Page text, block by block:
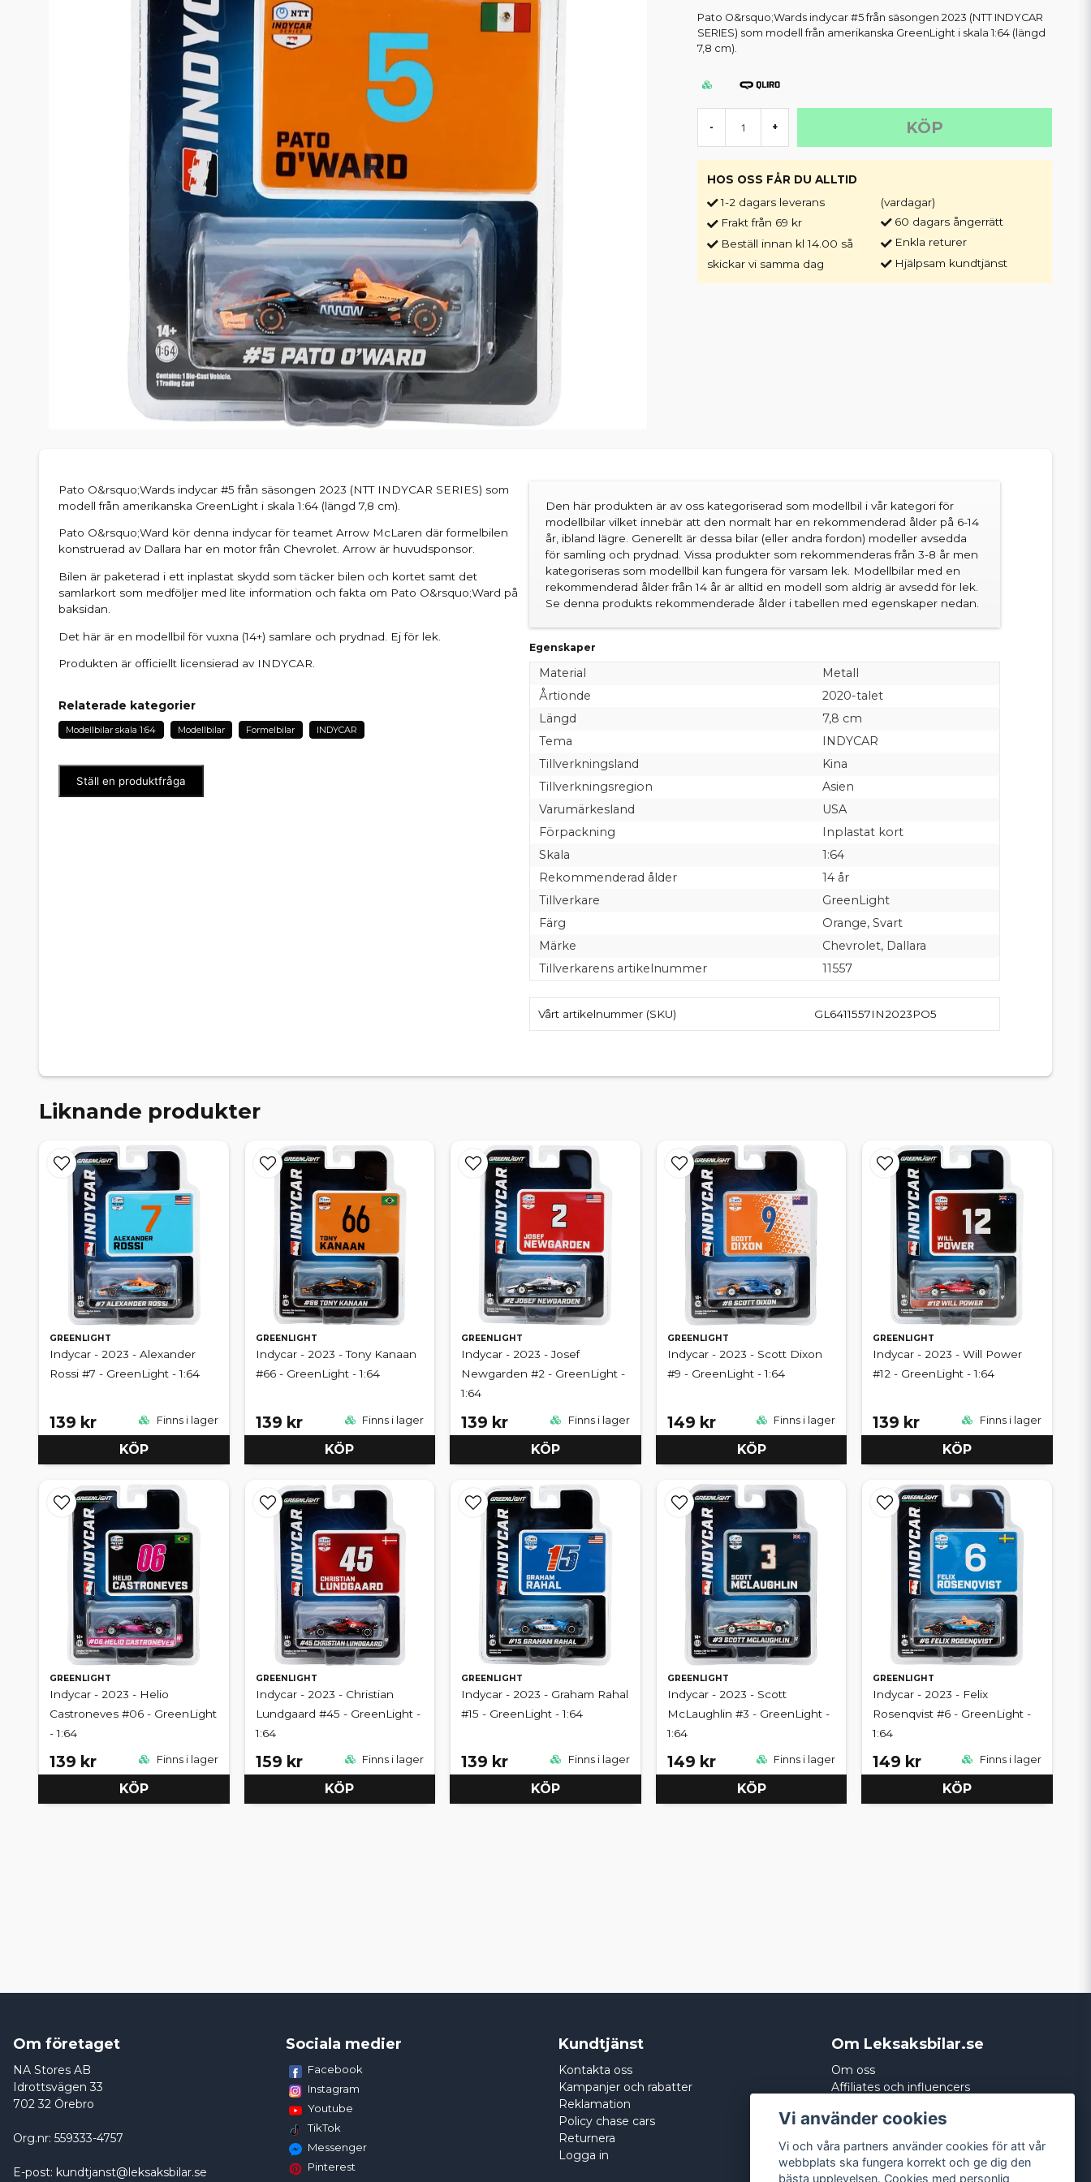
Pato O&rsquo;Wards indycar #5 från säsongen 2023 (NTT INDYCAR
SERIES) som modell från amerikanska GreenLight i skala 1:64 (längd
7,8 cm).
- + KÖP
HOS OSS FÅR DU ALLTID
1-2 dagars leverans
Frakt från 69 kr
Beställ innan kl 14.00 så
skickar vi samma dag
(vardagar)
60 dagars ångerrätt
Enkla returer
Hjälpsam kundtjänst
Pato O&rsquo;Wards indycar #5 från säsongen 2023 (NTT INDYCAR SERIES) som
modell från amerikanska GreenLight i skala 1:64 (längd 7,8 cm).
Pato O&rsquo;Ward kör denna indycar för teamet Arrow McLaren där formelbilen
konstruerad av Dallara har en motor från Chevrolet. Arrow är huvudsponsor.
Bilen är paketerad i ett inplastat skydd som täcker bilen och kortet samt det
samlarkort som medföljer med lite information och fakta om Pato O&rsquo;Ward på
baksidan.
Det här är en modellbil för vuxna (14+) samlare och prydnad. Ej för lek.
Produkten är officiellt licensierad av INDYCAR.
Relaterade kategorier
Modellbilar skala 1:64 Modellbilar Formelbilar INDYCAR
Ställ en produktfråga
Den här produkten är av oss kategoriserad som modellbil i vår kategori för
modellbilar vilket innebär att den normalt har en rekommenderad ålder på 6-14
år, ibland lägre. Generellt är dessa bilar (eller andra fordon) modeller avsedda
för samling och prydnad. Vissa produkter som rekommenderas från 3-8 år men
kategoriseras som modellbil kan fungera för varsam lek. Modellbilar med en
rekommenderad ålder från 14 år är alltid en modell som aldrig är avsedd för lek.
Se denna produkts rekommenderade ålder i tabellen med egenskaper nedan.
Egenskaper
Material
Metall
Årtionde
2020-talet
Längd
7,8 cm
Tema
INDYCAR
Tillverkningsland
Kina
Tillverkningsregion
Asien
Varumärkesland
USA
Förpackning
Inplastat kort
Skala
1:64
Rekommenderad ålder
14 år
Tillverkare
GreenLight
Färg
Orange, Svart
Märke
Chevrolet, Dallara
Tillverkarens artikelnummer
11557
Vårt artikelnummer (SKU) GL6411557IN2023PO5
Liknande produkter
GREENLIGHT
Indycar - 2023 - Alexander
Rossi #7 - GreenLight - 1:64
139 kr Finns i lager
KÖP
GREENLIGHT
Indycar - 2023 - Tony Kanaan
#66 - GreenLight - 1:64
139 kr Finns i lager
KÖP
GREENLIGHT
Indycar - 2023 - Josef
Newgarden #2 - GreenLight -
1:64
139 kr Finns i lager
KÖP
GREENLIGHT
Indycar - 2023 - Scott Dixon
#9 - GreenLight - 1:64
149 kr Finns i lager
KÖP
GREENLIGHT
Indycar - 2023 - Will Power
#12 - GreenLight - 1:64
139 kr Finns i lager
KÖP
GREENLIGHT
Indycar - 2023 - Helio
Castroneves #06 - GreenLight
- 1:64
139 kr Finns i lager
KÖP
GREENLIGHT
Indycar - 2023 - Christian
Lundgaard #45 - GreenLight -
1:64
159 kr Finns i lager
KÖP
GREENLIGHT
Indycar - 2023 - Graham Rahal
#15 - GreenLight - 1:64
139 kr Finns i lager
KÖP
GREENLIGHT
Indycar - 2023 - Scott
McLaughlin #3 - GreenLight -
1:64
149 kr Finns i lager
KÖP
GREENLIGHT
Indycar - 2023 - Felix
Rosenqvist #6 - GreenLight -
1:64
149 kr Finns i lager
KÖP
Om företaget
NA Stores AB
Idrottsvägen 33
702 32 Örebro
Org.nr: 559333-4757
E-post: kundtjanst@leksaksbilar.se
Sociala medier
Facebook
Instagram
Youtube
TikTok
Messenger
Pinterest
Kundtjänst
Kontakta oss
Kampanjer och rabatter
Reklamation
Policy chase cars
Returnera
Logga in
Om Leksaksbilar.se
Om oss
Affiliates och influencers
Integritetspolicy
Vi använder cookies
Vi och våra partners använder cookies för att vår
webbplats ska fungera korrekt och ge dig den
bästa upplevelsen. Cookies med personlig